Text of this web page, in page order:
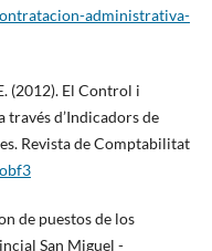
administrativa-
(2012). El Control i
través d’Indicadors de
Revista de Comptabilitat
de puestos de los
San Miguel -